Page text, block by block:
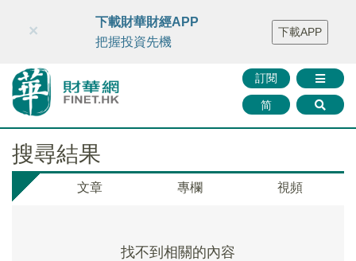
財華智庫網 FINTV FINMETA 財華證券 媒體矩陣
智庫沙龍
聯絡我們
訂閱
简
×
下載財華財經APP
把握投資先機
下載APP
搜尋結果
文章 專欄 視頻
找不到相關的內容